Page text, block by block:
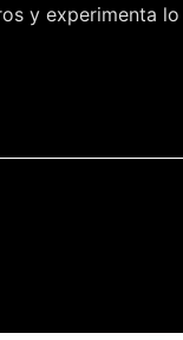
y experimenta